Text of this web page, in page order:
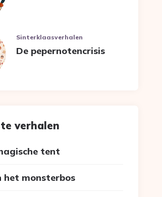
Sinterklaasverhalen
De pepernotencrisis
verhalen
tent
het monsterbos